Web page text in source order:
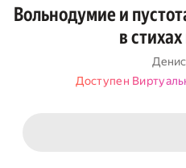
Вольнодумие и
в
Доступен